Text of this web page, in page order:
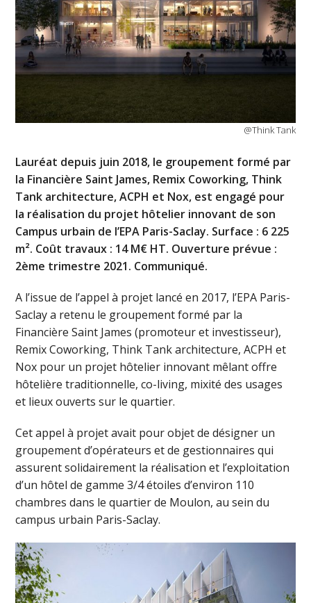
@Think Tank
Lauréat depuis juin 2018, le groupement formé par
la Financière Saint James, Remix Coworking, Think
Tank architecture, ACPH et Nox, est engagé pour
la réalisation du projet hôtelier innovant de son
Campus urbain de l’EPA Paris-Saclay. Surface : 6 225
m². Coût travaux : 14 M€ HT. Ouverture prévue :
2ème trimestre 2021. Communiqué.
A l’issue de l’appel à projet lancé en 2017, l’EPA Paris-
Saclay a retenu le groupement formé par la
Financière Saint James (promoteur et investisseur),
Remix Coworking, Think Tank architecture, ACPH et
Nox pour un projet hôtelier innovant mêlant offre
hôtelière traditionnelle, co-living, mixité des usages
et lieux ouverts sur le quartier.
Cet appel à projet avait pour objet de désigner un
groupement d’opérateurs et de gestionnaires qui
assurent solidairement la réalisation et l’exploitation
d’un hôtel de gamme 3/4 étoiles d’environ 110
chambres dans le quartier de Moulon, au sein du
campus urbain Paris-Saclay.